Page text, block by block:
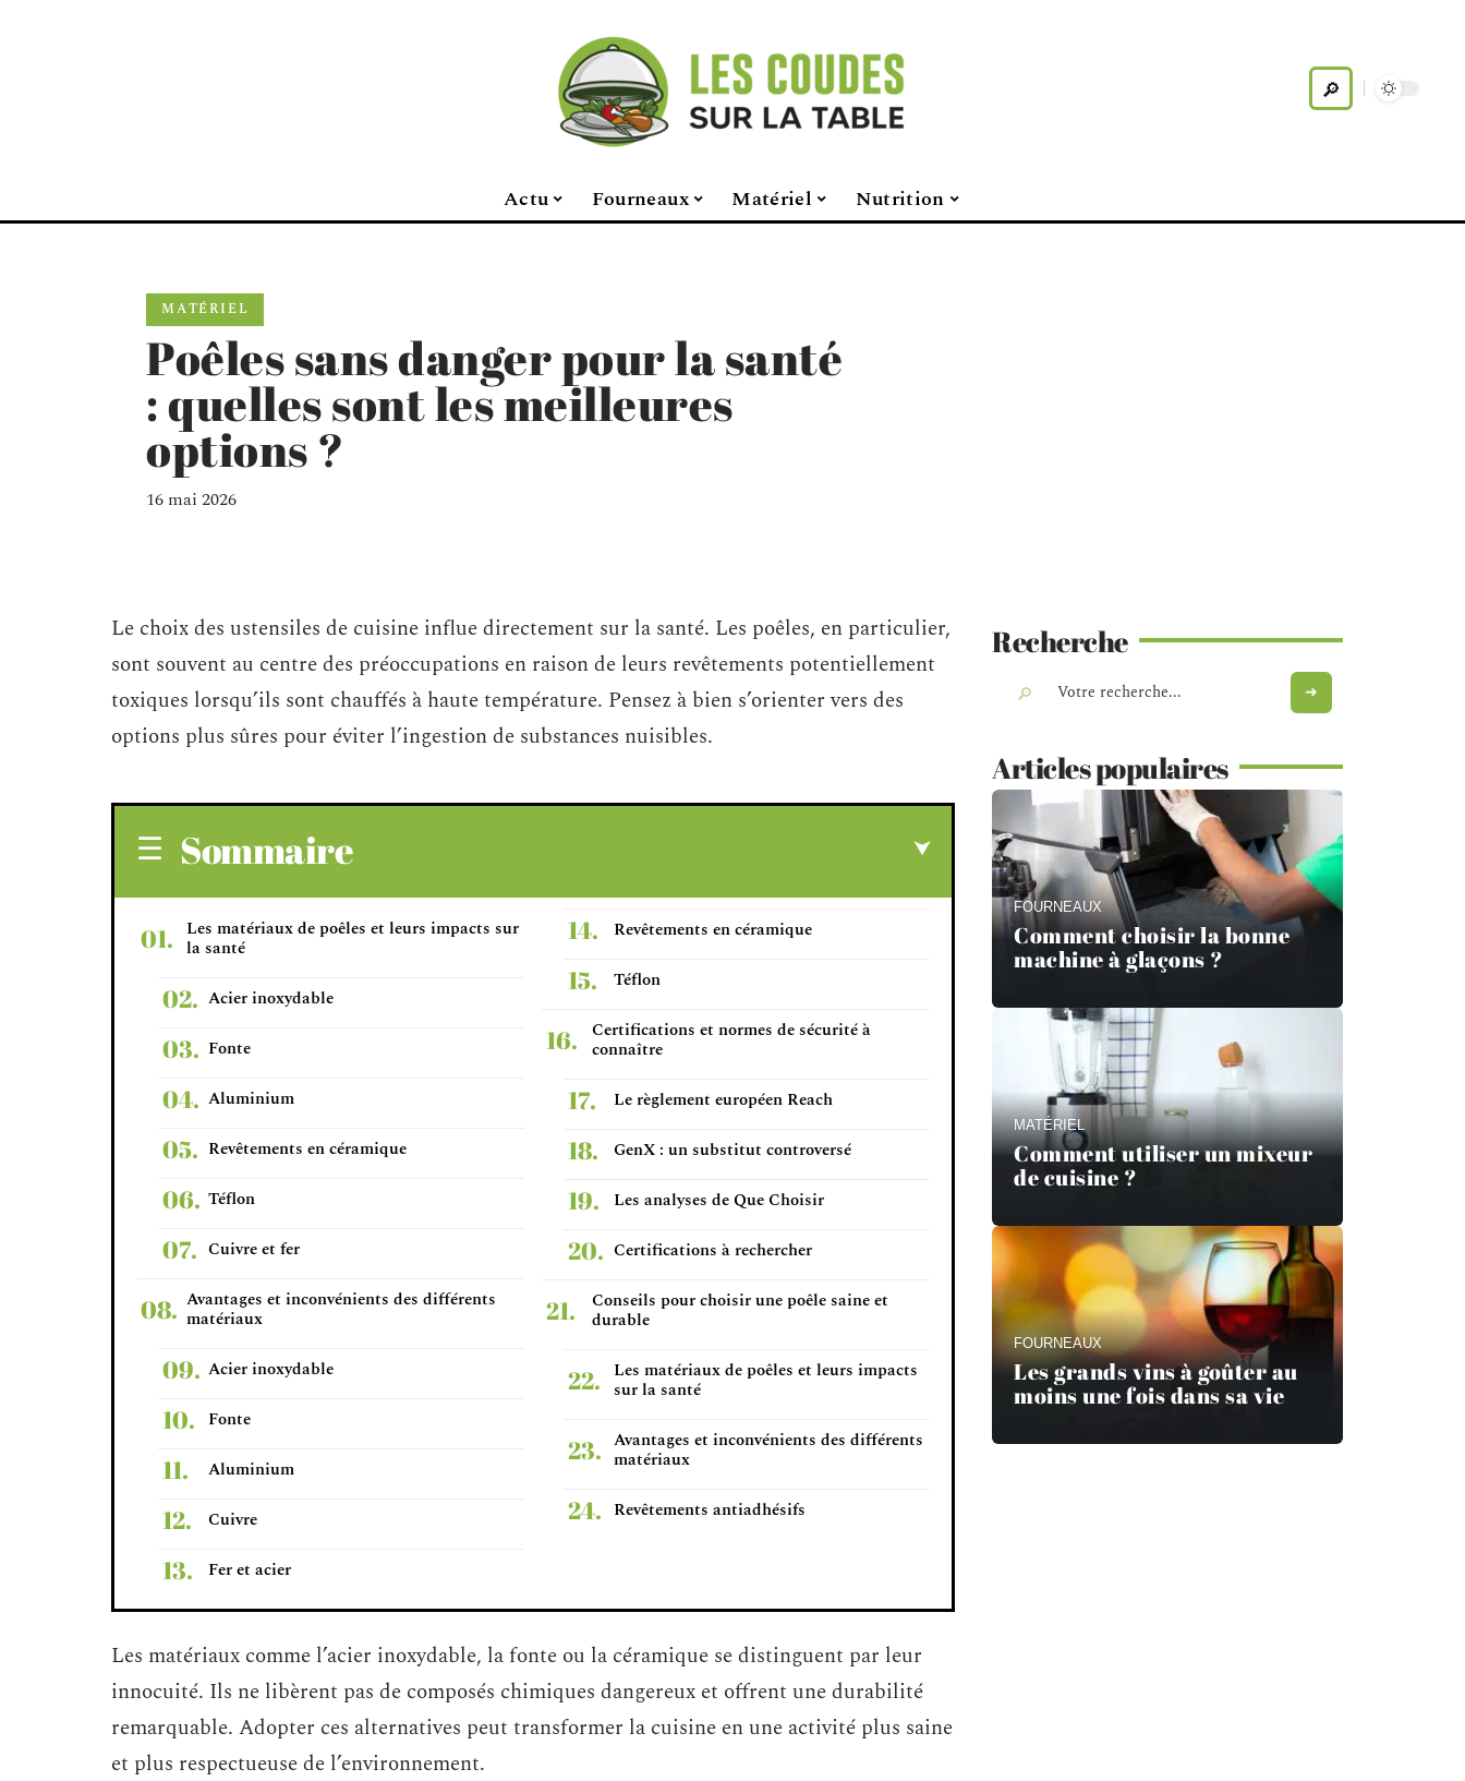
Actu Fourneaux Matériel Nutrition
MATÉRIEL
Poêles sans danger pour la santé
: quelles sont les meilleures
options ?
16 mai 2026
Le choix des ustensiles de cuisine influe directement sur la santé. Les poêles, en particulier,
sont souvent au centre des préoccupations en raison de leurs revêtements potentiellement
toxiques lorsqu’ils sont chauffés à haute température. Pensez à bien s’orienter vers des
options plus sûres pour éviter l’ingestion de substances nuisibles.
Sommaire
Les matériaux de poêles et leurs impacts sur
la santé
Acier inoxydable
Fonte
Aluminium
Revêtements en céramique
Téflon
Cuivre et fer
Avantages et inconvénients des différents
matériaux
Acier inoxydable
Fonte
Aluminium
Cuivre
Fer et acier
Revêtements en céramique
Téflon
Certifications et normes de sécurité à
connaître
Le règlement européen Reach
GenX : un substitut controversé
Les analyses de Que Choisir
Certifications à rechercher
Conseils pour choisir une poêle saine et
durable
Les matériaux de poêles et leurs impacts
sur la santé
Avantages et inconvénients des différents
matériaux
Revêtements antiadhésifs
Les matériaux comme l’acier inoxydable, la fonte ou la céramique se distinguent par leur
innocuité. Ils ne libèrent pas de composés chimiques dangereux et offrent une durabilité
remarquable. Adopter ces alternatives peut transformer la cuisine en une activité plus saine
et plus respectueuse de l’environnement.
Recherche
Articles populaires
FOURNEAUX
Comment choisir la bonne
machine à glaçons ?
MATÉRIEL
Comment utiliser un mixeur
de cuisine ?
FOURNEAUX
Les grands vins à goûter au
moins une fois dans sa vie